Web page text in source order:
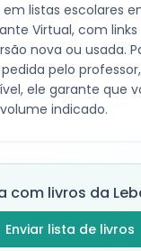
listas escolares
Virtual, com
nova ou usada.
pelo professor,
ele garante que
indicado.
com livros da
Enviar lista de livros